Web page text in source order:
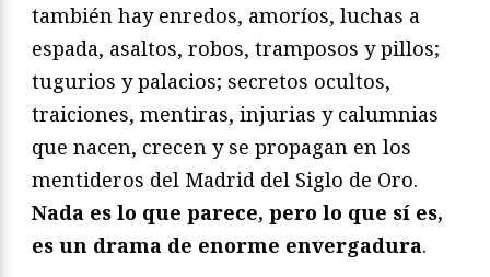
también hay enredos, amoríos, luchas a
espada, asaltos, robos, tramposos y pillos;
tugurios y palacios; secretos ocultos,
traiciones, mentiras, injurias y calumnias
que nacen, crecen y se propagan en los
mentideros del Madrid del Siglo de Oro.
Nada es lo que parece, pero lo que sí es,
es un drama de enorme envergadura.